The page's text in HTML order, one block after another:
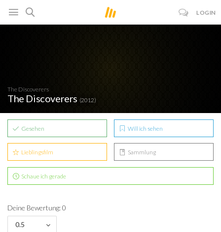
LOGIN
The Discoverers
The Discoverers (2012)
Gesehen Will ich sehen
Lieblingsfilm Sammlung
Schaue ich gerade
Deine Bewertung: 0
0.5